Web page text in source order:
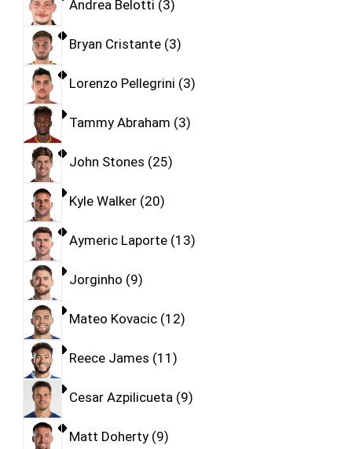
Andrea Belotti 3
Bryan Cristante 3
Lorenzo Pellegrini 3
Tammy Abraham 3
John Stones 25
Kyle Walker 20
Aymeric Laporte 13
Jorginho 9
Mateo Kovacic 12
Reece James 11
Cesar Azpilicueta 9
Matt Doherty 9